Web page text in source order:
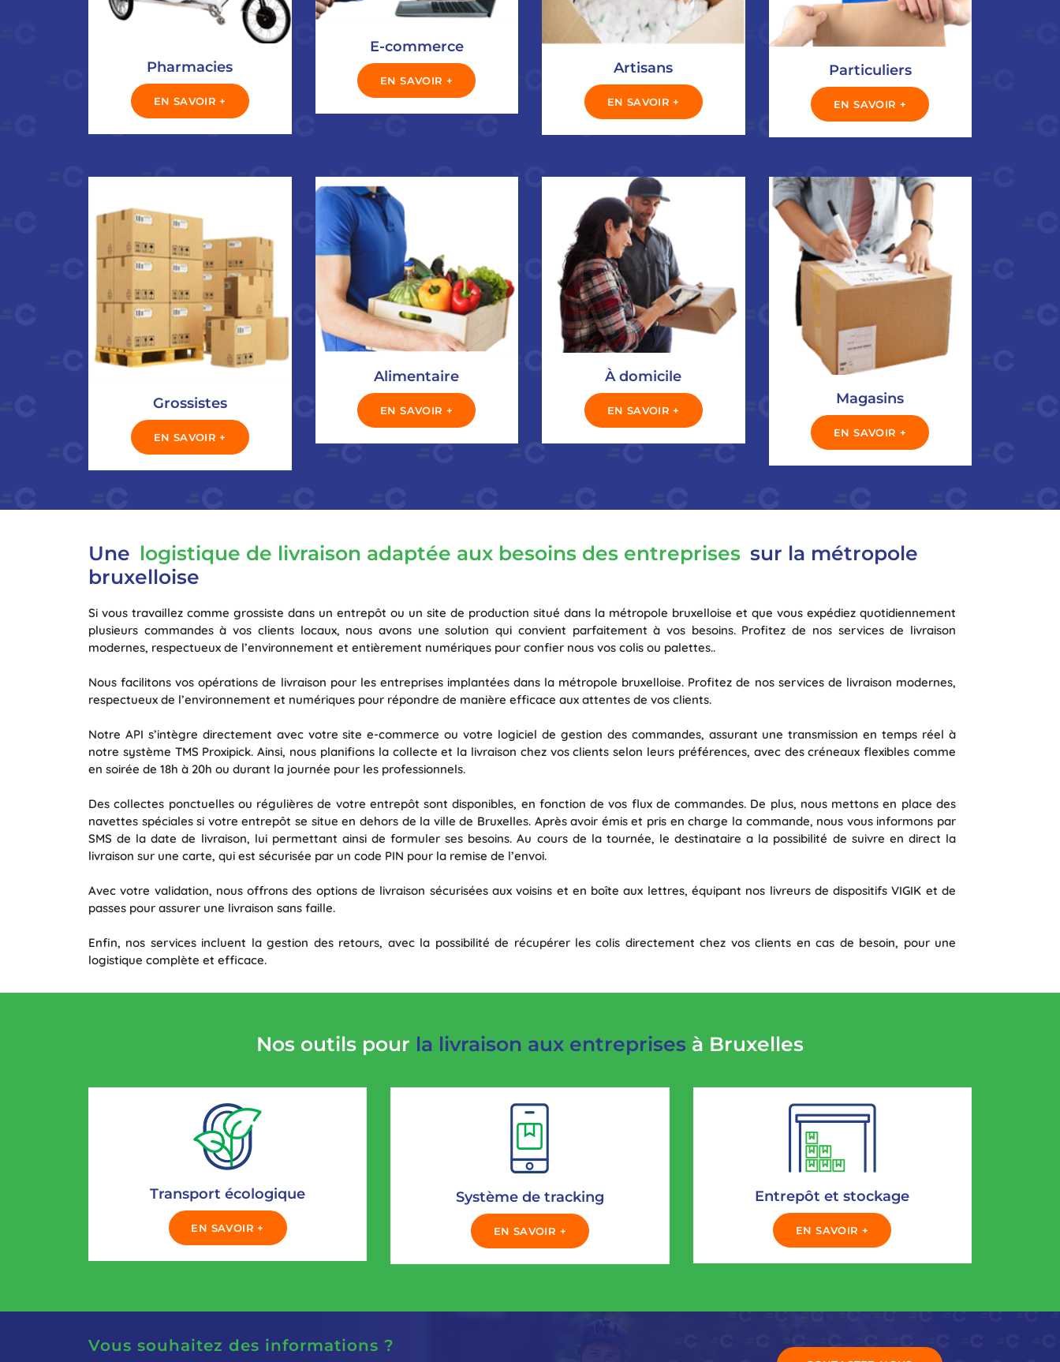
Pharmacies
EN SAVOIR +
E-commerce
EN SAVOIR +
Artisans
EN SAVOIR +
Particuliers
EN SAVOIR +
Grossistes
EN SAVOIR +
Alimentaire
EN SAVOIR +
À domicile
EN SAVOIR +
Magasins
EN SAVOIR +
Une logistique de livraison adaptée aux besoins des entreprises sur la métropole
bruxelloise
Si vous travaillez comme grossiste dans un entrepôt ou un site de production situé dans la métropole bruxelloise et que vous expédiez quotidiennement
plusieurs commandes à vos clients locaux, nous avons une solution qui convient parfaitement à vos besoins. Profitez de nos services de livraison
modernes, respectueux de l’environnement et entièrement numériques pour confier nous vos colis ou palettes..
Nous facilitons vos opérations de livraison pour les entreprises implantées dans la métropole bruxelloise. Profitez de nos services de livraison modernes,
respectueux de l’environnement et numériques pour répondre de manière efficace aux attentes de vos clients.
Notre API s’intègre directement avec votre site e-commerce ou votre logiciel de gestion des commandes, assurant une transmission en temps réel à
notre système TMS Proxipick. Ainsi, nous planifions la collecte et la livraison chez vos clients selon leurs préférences, avec des créneaux flexibles comme
en soirée de 18h à 20h ou durant la journée pour les professionnels.
Des collectes ponctuelles ou régulières de votre entrepôt sont disponibles, en fonction de vos flux de commandes. De plus, nous mettons en place des
navettes spéciales si votre entrepôt se situe en dehors de la ville de Bruxelles. Après avoir émis et pris en charge la commande, nous vous informons par
SMS de la date de livraison, lui permettant ainsi de formuler ses besoins. Au cours de la tournée, le destinataire a la possibilité de suivre en direct la
livraison sur une carte, qui est sécurisée par un code PIN pour la remise de l’envoi.
Avec votre validation, nous offrons des options de livraison sécurisées aux voisins et en boîte aux lettres, équipant nos livreurs de dispositifs VIGIK et de
passes pour assurer une livraison sans faille.
Enfin, nos services incluent la gestion des retours, avec la possibilité de récupérer les colis directement chez vos clients en cas de besoin, pour une
logistique complète et efficace.
Nos outils pour la livraison aux entreprises à Bruxelles
Transport écologique
EN SAVOIR +
Système de tracking
EN SAVOIR +
Entrepôt et stockage
EN SAVOIR +
Vous souhaitez des informations ?